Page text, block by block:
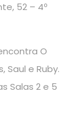
52 – 4º
O
Saul e Ruby.
Salas 2 e 5